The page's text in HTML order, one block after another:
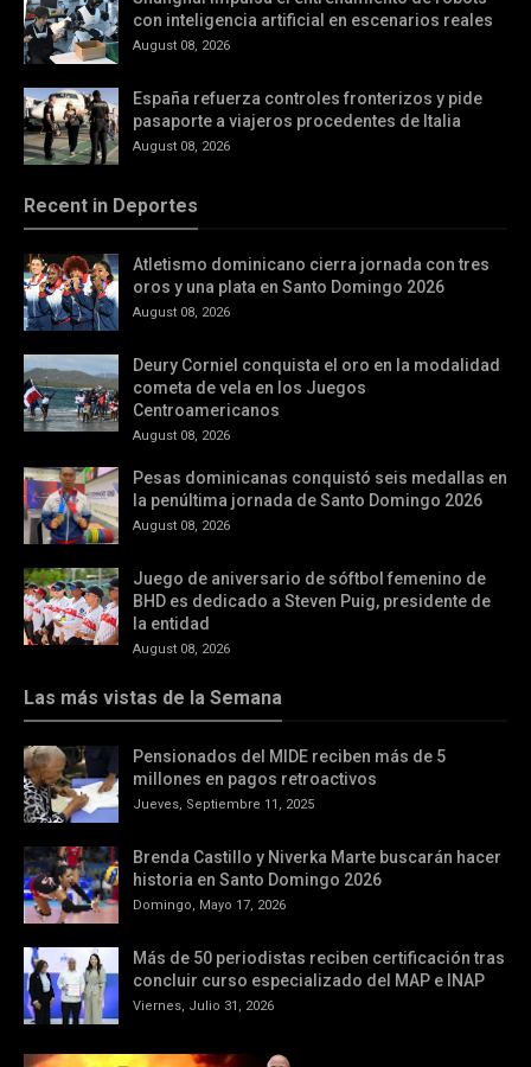
con inteligencia artificial en escenarios reales
August 08, 2026
España refuerza controles fronterizos y pide
pasaporte a viajeros procedentes de Italia
August 08, 2026
Recent in Deportes
Atletismo dominicano cierra jornada con tres
oros y una plata en Santo Domingo 2026
August 08, 2026
Deury Corniel conquista el oro en la modalidad
cometa de vela en los Juegos
Centroamericanos
August 08, 2026
Pesas dominicanas conquistó seis medallas en
la penúltima jornada de Santo Domingo 2026
August 08, 2026
Juego de aniversario de sóftbol femenino de
BHD es dedicado a Steven Puig, presidente de
la entidad
August 08, 2026
Las más vistas de la Semana
Pensionados del MIDE reciben más de 5
millones en pagos retroactivos
Jueves, Septiembre 11, 2025
Brenda Castillo y Niverka Marte buscarán hacer
historia en Santo Domingo 2026
Domingo, Mayo 17, 2026
Más de 50 periodistas reciben certificación tras
concluir curso especializado del MAP e INAP
Viernes, Julio 31, 2026